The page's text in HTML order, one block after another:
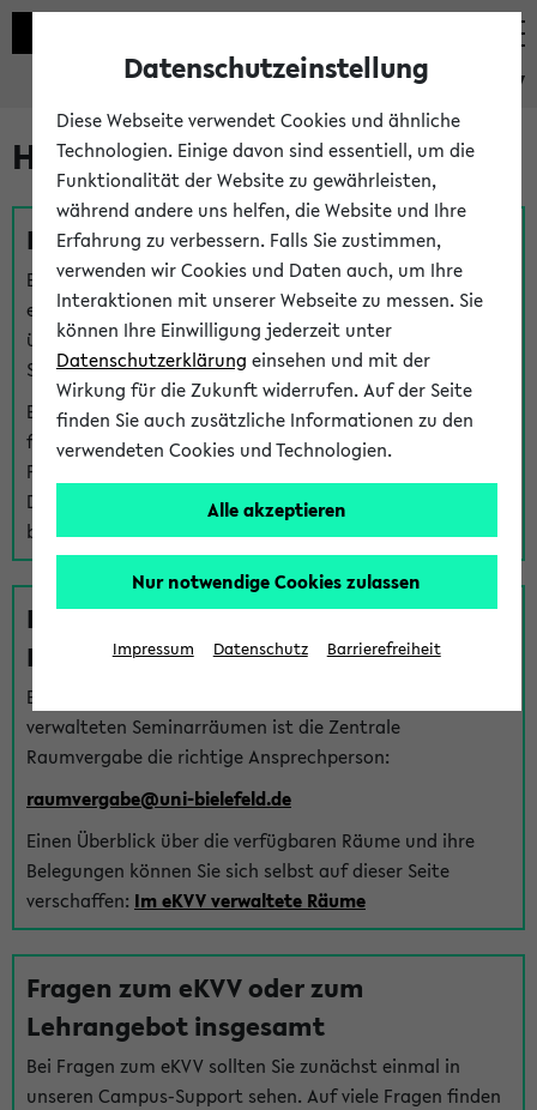
eKVV
Hilfe & Kontakt
Fragen zu einzelnen Veranstaltungen
Bei inhaltlichen und organisatorischen Fragen zu
einzelnen Veranstaltungen finden Sie Ansprechpersonen
über denFragen-Link bei jeder Veranstaltung. Der BIS
Support kann hier meist keine direkte Hilfe leisten.
Bei Veranstaltungen mit eKVV Teilnahmemanagement
finden Sie eine Auskunft über die Personen, die Ihre
Platzzuteilung im eKVV eingetragen haben, auf der
Detailseite zum Teilnahmemanagement der
betreffenden Veranstaltung.
Fragen zu im eKVV verwalteten
Räumen
Bei Fragen zur Vergabe von Hörsälen und vom eKVV
verwalteten Seminarräumen ist die Zentrale
Raumvergabe die richtige Ansprechperson:
raumvergabe@uni-bielefeld.de
Einen Überblick über die verfügbaren Räume und ihre
Belegungen können Sie sich selbst auf dieser Seite
verschaffen: Im eKVV verwaltete Räume
Fragen zum eKVV oder zum
Lehrangebot insgesamt
Bei Fragen zum eKVV sollten Sie zunächst einmal in
unseren Campus-Support sehen. Auf viele Fragen finden
Datenschutzeinstellung
Diese Webseite verwendet Cookies und ähnliche
Technologien. Einige davon sind essentiell, um die
Funktionalität der Website zu gewährleisten,
während andere uns helfen, die Website und Ihre
Erfahrung zu verbessern. Falls Sie zustimmen,
verwenden wir Cookies und Daten auch, um Ihre
Interaktionen mit unserer Webseite zu messen. Sie
können Ihre Einwilligung jederzeit unter
Datenschutzerklärung einsehen und mit der
Wirkung für die Zukunft widerrufen. Auf der Seite
finden Sie auch zusätzliche Informationen zu den
verwendeten Cookies und Technologien.
Alle akzeptieren
Nur notwendige Cookies zulassen
Impressum Datenschutz Barrierefreiheit